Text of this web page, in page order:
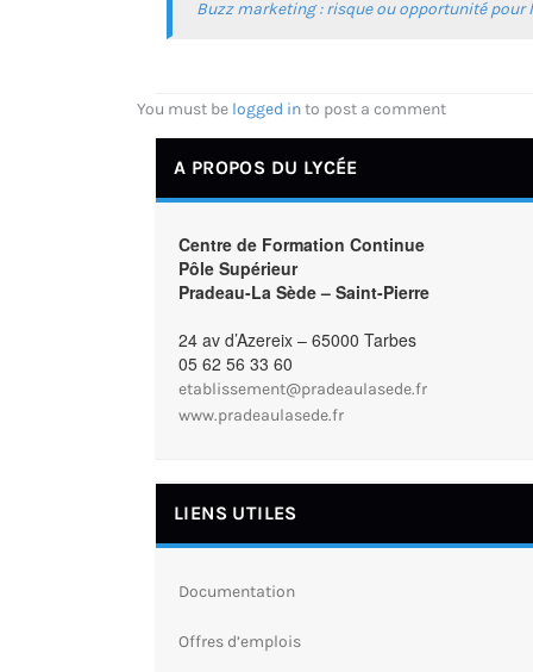
Buzz marketing : risque ou opportunité pour
You must be logged into post a comment
A PROPOS DU LYCÉE
Centre de Formation Continue
Pôle Supérieur
Pradeau-La Sède – Saint-Pierre
24 av d’Azereix – 65000 Tarbes
05 62 56 33 60
etablissement@pradeaulasede.fr
www.pradeaulasede.fr
LIENS UTILES
Documentation
Offres d’emplois